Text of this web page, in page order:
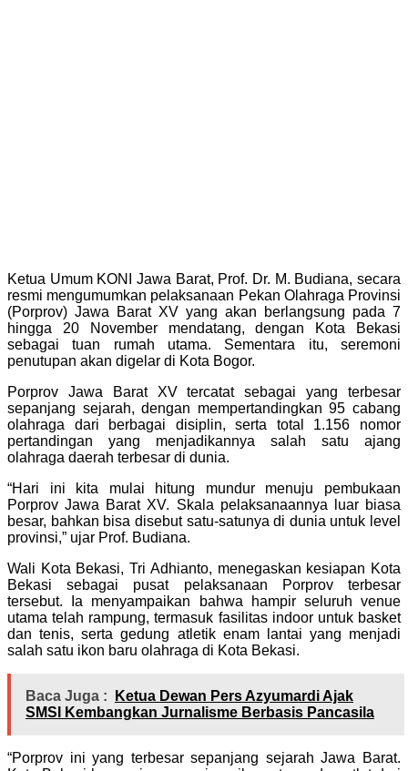
Ketua Umum KONI Jawa Barat, Prof. Dr. M. Budiana, secara
resmi mengumumkan pelaksanaan Pekan Olahraga Provinsi
(Porprov) Jawa Barat XV yang akan berlangsung pada 7
hingga 20 November mendatang, dengan Kota Bekasi
sebagai tuan rumah utama. Sementara itu, seremoni
penutupan akan digelar di Kota Bogor.
Porprov Jawa Barat XV tercatat sebagai yang terbesar
sepanjang sejarah, dengan mempertandingkan 95 cabang
olahraga dari berbagai disiplin, serta total 1.156 nomor
pertandingan yang menjadikannya salah satu ajang
olahraga daerah terbesar di dunia.
“Hari ini kita mulai hitung mundur menuju pembukaan
Porprov Jawa Barat XV. Skala pelaksanaannya luar biasa
besar, bahkan bisa disebut satu-satunya di dunia untuk level
provinsi,” ujar Prof. Budiana.
Wali Kota Bekasi, Tri Adhianto, menegaskan kesiapan Kota
Bekasi sebagai pusat pelaksanaan Porprov terbesar
tersebut. Ia menyampaikan bahwa hampir seluruh venue
utama telah rampung, termasuk fasilitas indoor untuk basket
dan tenis, serta gedung atletik enam lantai yang menjadi
salah satu ikon baru olahraga di Kota Bekasi.
Baca Juga :
Ketua Dewan Pers Azyumardi Ajak
SMSI Kembangkan Jurnalisme Berbasis Pancasila
“Porprov ini yang terbesar sepanjang sejarah Jawa Barat.